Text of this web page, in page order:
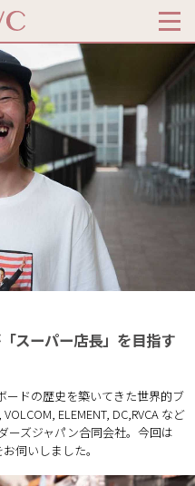
スーパー店長」を目指す
ードの歴史を築いてきた世界的ブ
ELEMENT, DC,RVCA など
ーズジャパン合同会社。今回は
伺いしました。